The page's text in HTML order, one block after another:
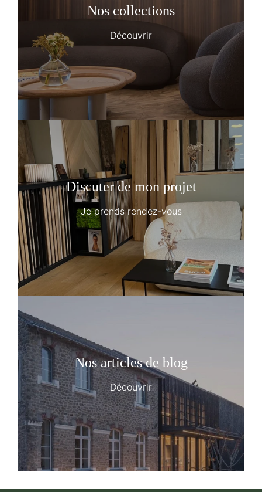
Nos collections
Découvrir
Discuter de mon projet
Je prends rendez-vous
Nos articles de blog
Découvrir